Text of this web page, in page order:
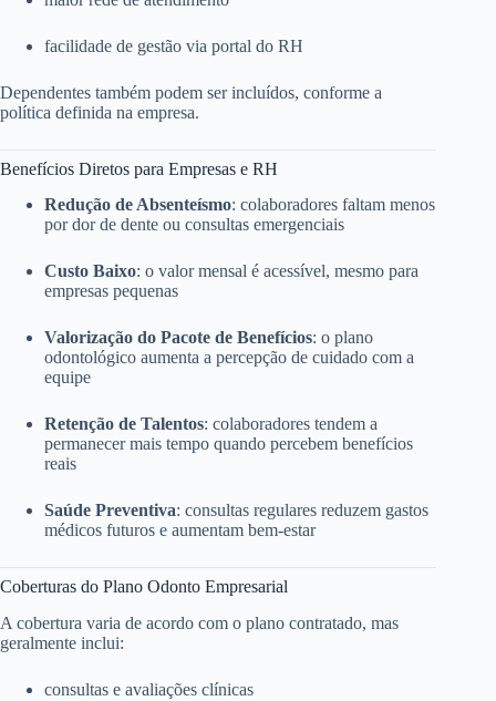
facilidade de gestão via portal do RH
Dependentes também podem ser incluídos, conforme a
política definida na empresa.
Benefícios Diretos para Empresas e RH
Redução de Absenteísmo: colaboradores faltam menos
por dor de dente ou consultas emergenciais
Custo Baixo: o valor mensal é acessível, mesmo para
empresas pequenas
Valorização do Pacote de Benefícios: o plano
odontológico aumenta a percepção de cuidado com a
equipe
Retenção de Talentos: colaboradores tendem a
permanecer mais tempo quando percebem benefícios
reais
Saúde Preventiva: consultas regulares reduzem gastos
médicos futuros e aumentam bem-estar
Coberturas do Plano Odonto Empresarial
A cobertura varia de acordo com o plano contratado, mas
geralmente inclui:
consultas e avaliações clínicas